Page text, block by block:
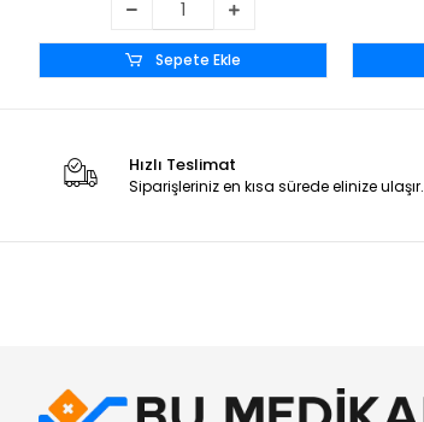
Sepete Ekle
Hızlı Teslimat
Siparişleriniz en kısa sürede elinize ulaşır.